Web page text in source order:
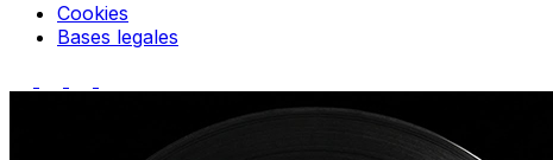
Cookies
Bases legales